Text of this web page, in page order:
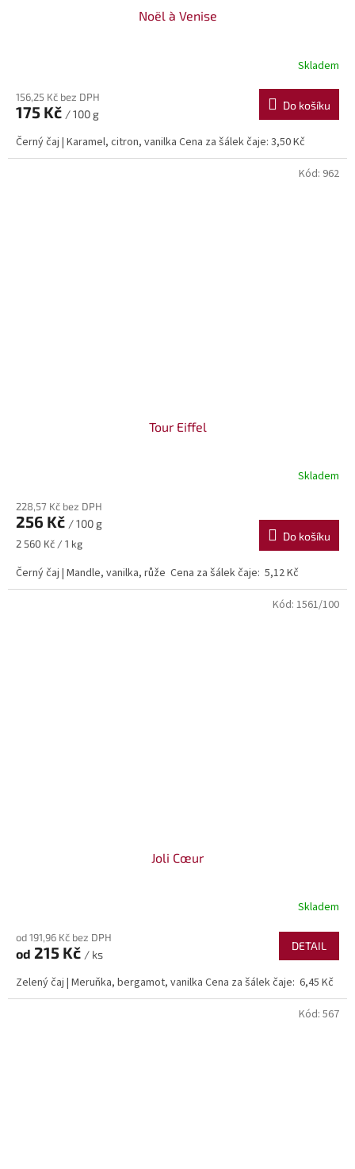
Noël à Venise
Skladem
156,25 Kč bez DPH
175 Kč / 100 g
Do košíku
Černý čaj | Karamel, citron, vanilka Cena za šálek čaje: 3,50 Kč
Tour Eiffel
Skladem
228,57 Kč bez DPH
256 Kč / 100 g
Měrná
2 560 Kč / 1 kg
Do košíku
Černý čaj | Mandle, vanilka, růže Cena za šálek čaje: 5,12 Kč
Kód: 962
Joli Cœur
Skladem
od 191,96 Kč bez DPH
od 215 Kč / ks
DETAIL
Zelený čaj | Meruňka, bergamot, vanilka Cena za šálek čaje: 6,45 Kč
Kód: 1561/100
Kód: 567